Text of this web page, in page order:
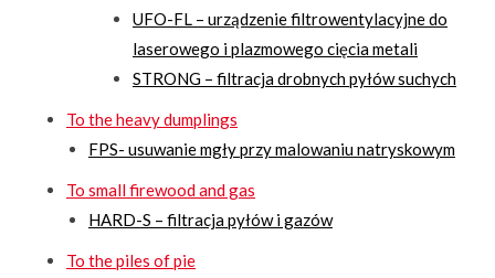
UFO-FL – urządzenie filtrowentylacyjne do
laserowego i plazmowego cięcia metali
STRONG – filtracja drobnych pyłów suchych
To the heavy dumplings
FPS- usuwanie mgły przy malowaniu natryskowym
To small firewood and gas
HARD-S – filtracja pyłów i gazów
To the piles of pie